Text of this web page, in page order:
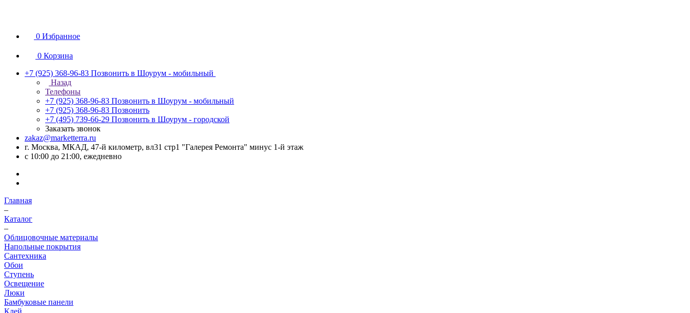
0 Избранное
0 Корзина
+7 (925) 368-96-83 Позвонить в Шоурум - мобильный
Назад
Телефоны
+7 (925) 368-96-83 Позвонить в Шоурум - мобильный
+7 (925) 368-96-83 Позвонить
+7 (495) 739-66-29 Позвонить в Шоурум - городской
Заказать звонок
zakaz@marketterra.ru
г. Москва, МКАД, 47-й километр, вл31 стр1 "Галерея Ремонта" минус 1-й этаж
с 10:00 до 21:00, ежедневно
Главная
–
Каталог
–
Облицовочные материалы
Напольные покрытия
Сантехника
Обои
Ступень
Освещение
Люки
Бамбуковые панели
Клей